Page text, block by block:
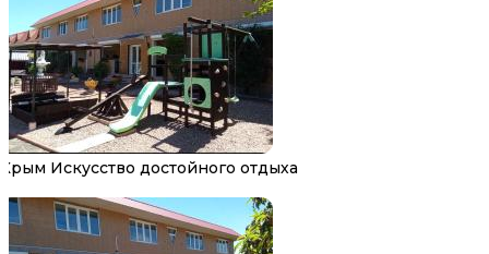
Крым Искусство достойного отдыха